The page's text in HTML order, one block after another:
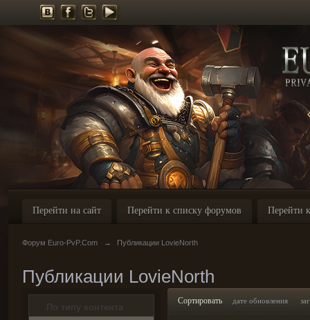
Перейти на сайт Перейти к списку форумов Перейти
Форум Euro-PvP.Com → Публикации LovieNorth
Публикации LovieNorth
По типу контента
Сортировать дате обновления